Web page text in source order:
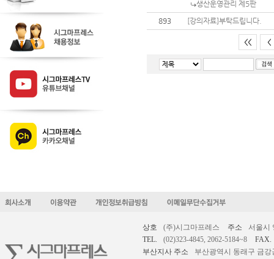
생산운영관리 제5판
893
[강의자료]부탁드립니다.
<< <
상호 (주)시그마프레스 주소
서울시
TEL.
(02)323-4845, 2062-5184~8
FAX.
부산지사 주소
부산광역시 동래구 금강